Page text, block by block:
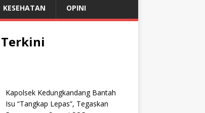
KESEHATAN OPINI
Kapolsek Kedungkandang Bantah
Isu “Tangkap Lepas”, Tegaskan